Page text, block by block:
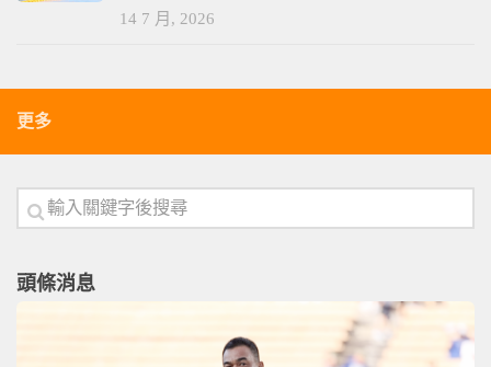
14 7 月, 2026
更多
頭條消息